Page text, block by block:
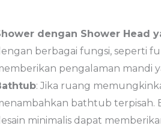
dengan Shower Head
berbagai fungsi, seperti
pengalaman mandi
: Jika ruang
bathtub terpisah.
minimalis dapat